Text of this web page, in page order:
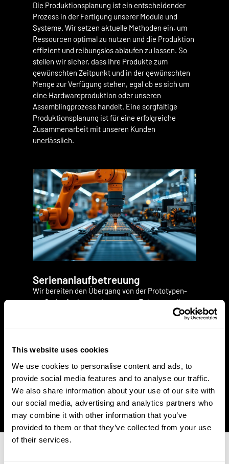
This website uses cookies
We use cookies to personalise content and ads, to
provide social media features and to analyse our traffic.
We also share information about your use of our site with
our social media, advertising and analytics partners who
may combine it with other information that you’ve
provided to them or that they’ve collected from your use
of their services.
Die Produktionsplanung ist ein entscheidender
Prozess in der Fertigung unserer Module und
Systeme. Wir setzen aktuelle Methoden ein, um
Ressourcen optimal zu nutzen und die Produktion
effizient und reibungslos ablaufen zu lassen. So
stellen wir sicher, dass Ihre Produkte zum
gewünschten Zeitpunkt und in der gewünschten
Menge zur Verfügung stehen, egal ob es sich um
eine Hardwareproduktion oder unseren
Assemblingprozess handelt. Eine sorgfältige
Produktionsplanung ist für eine erfolgreiche
Zusammenarbeit mit unseren Kunden
unerlässlich.
Serienanlaufbetreuung
Wir bereiten den Übergang von der Prototypen-
zur Serienfertigung eines neuen Fahrzeugteils
oder einer Komponente vor und führen ihn durch.
Lieferanten, die Planung der
die Abstimmung mit den Automobilherstellern, um
einen reibungslosen Serienanlauf und die
Einhaltung der Qualitätsstandards zu
gewährleisten.